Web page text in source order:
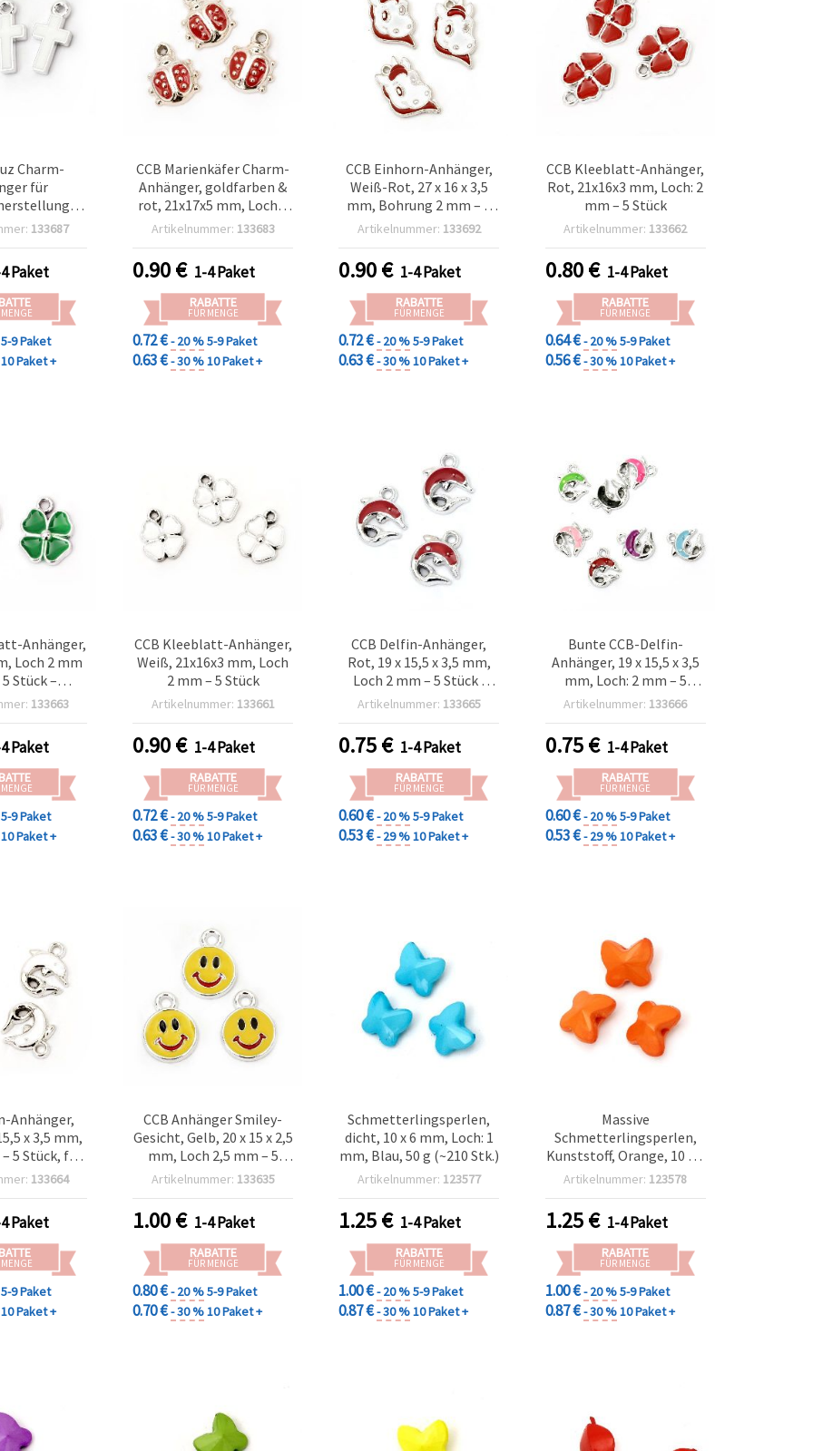
Charm-
für
Loch 1,5
133687
Paket
5-9 Paket
10 Paket +
CCB Marienkäfer Charm-
Anhänger, goldfarben &
rot, 21x17x5 mm, Loch 2
mm – 5 Stück
Artikelnummer: 133683
0.90€ 1-4 Paket
RABATTE
FÜR MENGE
0.72 €- 20 %5-9 Paket
0.63 €- 30 %10 Paket +
CCB Einhorn-Anhänger,
Weiß-Rot, 27 x 16 x 3,5
mm, Bohrung 2 mm – 5
Stück, für
Artikelnummer: 133692
0.90€ 1-4 Paket
RABATTE
FÜR MENGE
0.72 €- 20 %5-9 Paket
0.63 €- 30 %10 Paket +
CCB Kleeblatt-Anhänger,
Rot, 21x16x3 mm, Loch: 2
mm – 5 Stück
Artikelnummer: 133662
0.80€ 1-4 Paket
RABATTE
FÜR MENGE
0.64 €- 20 %5-9 Paket
0.56 €- 30 %10 Paket +
Anhänger,
Loch 2 mm
Stück –
für DIY-
133663
Paket
5-9 Paket
10 Paket +
CCB Kleeblatt-Anhänger,
Weiß, 21x16x3 mm, Loch
2 mm – 5 Stück
Artikelnummer: 133661
0.90€ 1-4 Paket
RABATTE
FÜR MENGE
0.72 €- 20 %5-9 Paket
0.63 €- 30 %10 Paket +
CCB Delfin-Anhänger,
Rot, 19 x 15,5 x 3,5 mm,
Loch 2 mm – 5 Stück |
Schmuckzubehör für
Artikelnummer: 133665
0.75€ 1-4 Paket
RABATTE
FÜR MENGE
0.60 €- 20 %5-9 Paket
0.53 €- 29 %10 Paket +
Bunte CCB-Delfin-
Anhänger, 19 x 15,5 x 3,5
mm, Loch: 2 mm – 5
Stück, Farbmix
Artikelnummer: 133666
0.75€ 1-4 Paket
RABATTE
FÜR MENGE
0.60 €- 20 %5-9 Paket
0.53 €- 29 %10 Paket +
Anhänger,
x 3,5 mm,
5 Stück, für
&
133664
Paket
5-9 Paket
10 Paket +
CCB Anhänger Smiley-
Gesicht, Gelb, 20 x 15 x 2,5
mm, Loch 2,5 mm – 5
Stück, für
Artikelnummer: 133635
1.00€ 1-4 Paket
RABATTE
FÜR MENGE
0.80 €- 20 %5-9 Paket
0.70 €- 30 %10 Paket +
Schmetterlingsperlen,
dicht, 10 x 6 mm, Loch: 1
mm, Blau, 50 g (~210 Stk.)
Artikelnummer: 123577
1.25€ 1-4 Paket
RABATTE
FÜR MENGE
1.00 €- 20 %5-9 Paket
0.87 €- 30 %10 Paket +
Massive
Schmetterlingsperlen,
Kunststoff, Orange, 10 x 6
mm, Loch: 1 mm, für
Kinderbasteln – 50 g (ca.
210 Stk.)
Artikelnummer: 123578
1.25€ 1-4 Paket
RABATTE
FÜR MENGE
1.00 €- 20 %5-9 Paket
0.87 €- 30 %10 Paket +